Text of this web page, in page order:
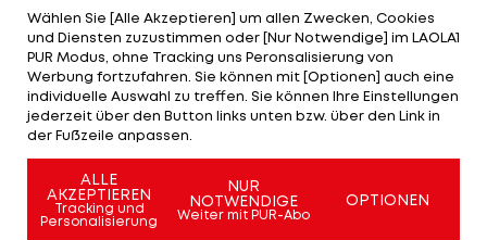
sondern der Liebe zweier Personen", schreibt die
24-Jährige in einem offenen Brief an Balotelli, der
vom Klatschmagazin "Chi" veröffentlicht wurde.
Der 21-Jährige hatte angekündigt, Verantwortung
zu übernehmen, falls ein Test seine Vaterschaft
bezeugen sollte.
Mehr zum Thema
Wählen Sie [Alle Akzeptieren] um allen Zwecken, Cookies
und Diensten zuzustimmen oder [Nur Notwendige] im LAOLA1
PUR Modus, ohne Tracking uns Peronsalisierung von
Werbung fortzufahren. Sie können mit [Optionen] auch eine
individuelle Auswahl zu treffen. Sie können Ihre Einstellungen
jederzeit über den Button links unten bzw. über den Link in
der Fußzeile anpassen.
ALLE
AKZEPTIEREN
Tracking und
Personalisierung
NUR
NOTWENDIGE
Weiter mit PUR-Abo
OPTIONEN